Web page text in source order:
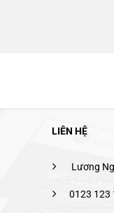
LIÊN HỆ
Lương
0123 123